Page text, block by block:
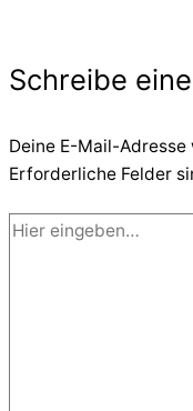
Schreibe
Deine E-Mail-
Erforderliche Felder
Hier